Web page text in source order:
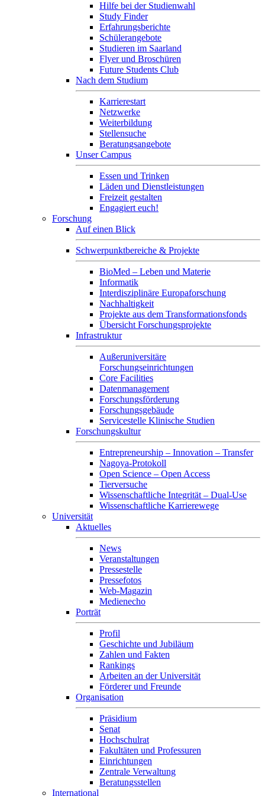
Hilfe bei der Studienwahl
Study Finder
Erfahrungsberichte
Schülerangebote
Studieren im Saarland
Flyer und Broschüren
Future Students Club
Nach dem Studium
Karrierestart
Netzwerke
Weiterbildung
Stellensuche
Beratungsangebote
Unser Campus
Essen und Trinken
Läden und Dienstleistungen
Freizeit gestalten
Engagiert euch!
Forschung
Auf einen Blick
Schwerpunktbereiche & Projekte
BioMed – Leben und Materie
Informatik
Interdisziplinäre Europaforschung
Nachhaltigkeit
Projekte aus dem Transformationsfonds
Übersicht Forschungsprojekte
Infrastruktur
Außeruniversitäre
Forschungseinrichtungen
Core Facilities
Datenmanagement
Forschungsförderung
Forschungsgebäude
Servicestelle Klinische Studien
Forschungskultur
Entrepreneurship – Innovation – Transfer
Nagoya-Protokoll
Open Science – Open Access
Tierversuche
Wissenschaftliche Integrität – Dual-Use
Wissenschaftliche Karrierewege
Universität
Aktuelles
News
Veranstaltungen
Pressestelle
Pressefotos
Web-Magazin
Medienecho
Porträt
Profil
Geschichte und Jubiläum
Zahlen und Fakten
Rankings
Arbeiten an der Universität
Förderer und Freunde
Organisation
Präsidium
Senat
Hochschulrat
Fakultäten und Professuren
Einrichtungen
Zentrale Verwaltung
Beratungsstellen
International